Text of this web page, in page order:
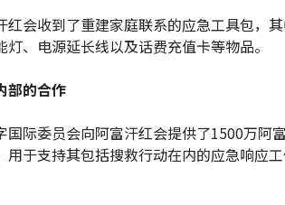
红会收到了重建家庭联系的应急工具包，
灯、电源延长线以及话费充值卡等物品。
部的合作
国际委员会向阿富汗红会提供了1500万阿
用于支持其包括搜救行动在内的应急响应工